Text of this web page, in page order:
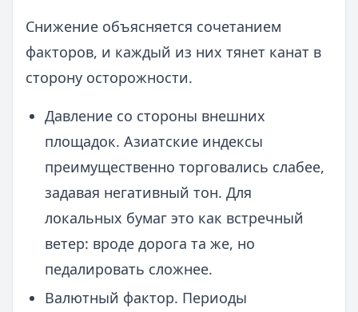
Снижение объясняется сочетанием
факторов, и каждый из них тянет канат в
сторону осторожности.
Давление со стороны внешних
площадок. Азиатские индексы
преимущественно торговались слабее,
задавая негативный тон. Для
локальных бумаг это как встречный
ветер: вроде дорога та же, но
педалировать сложнее.
Валютный фактор. Периоды